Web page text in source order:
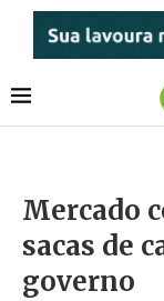
Mercado
sacas de
governo